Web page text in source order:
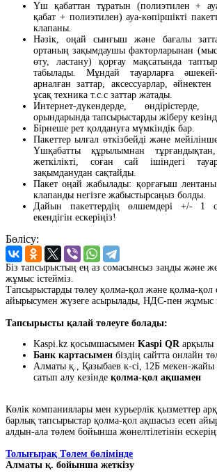
Үш қабаттан тұратын (полиэтилен +
қабат + полиэтилен) ауа-көпіршікті
клапаны.
Нәзік, оңай сынғыш және бағалы
ортаның зақымдаушы факторларынан
өту, ластану) қорғау мақсатында
табылады. Мұндай тауарларға
арналған заттар, аксессуарлар,
ұсақ техника т.с.с заттар жатады.
Интернет-дүкендерде,
орындарында тапсырыстарды жіберу
Бірнеше рет қолдануға мүмкіндік бар.
Пакеттер ылғал өткізбейді және
Үшқабатты құрылымнан
жеткілікті, соған сай ішіндегі
зақымданудан сақтайды.
Пакет оңай жабылады: қорғағыш
клапанды негізге жабыстырсаңыз болды.
Дайын пакеттердің өлшемдері +/- 1
екендігін ескеріңіз!
Бөлісу:
Біз тапсырыстың ең аз сомасынсыз заңды және
жұмыс істейміз.
Тапсырыстарды төлеу қолма-қол және қолма-қол
айырысумен жүзеге асырылады, НДС-пен жұмыс
Тапсырысты қалай төлеуге болады:
Kaspi.kz қосымшасымен Kaspi QRарқылы
Банк картасымен біздің сайтта онлайн
Алматы қ., Қазыбаев к-сі, 12Б мекен-жайы
сатып алу кезінде қолма-қол ақшамен
Көлік компаниялары мен курьерлік қызметтер
барлық тапсырыстар қолма-қол ақшасыз есеп
алдын-ала төлем бойынша жөнелтілетінін
Толығырақ Төлем бөлімінде
Алматы қ. бойынша жеткізу